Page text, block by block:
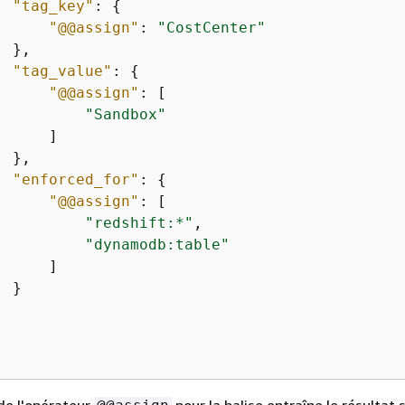
"tag_key" : {
"@@assign" :
"CostCenter"
},
"tag_value" : {
"@@assign" : [
"Sandbox"
]
},
"enforced_for" : {
"@@assign" : [
"redshift:*" ,
"dynamodb:table"
]
}